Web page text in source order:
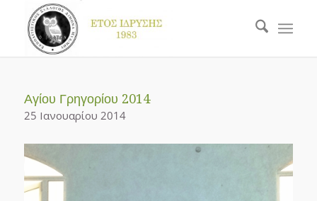
Αγίου Γρηγορίου 2014
25 Ιανουαρίου 2014